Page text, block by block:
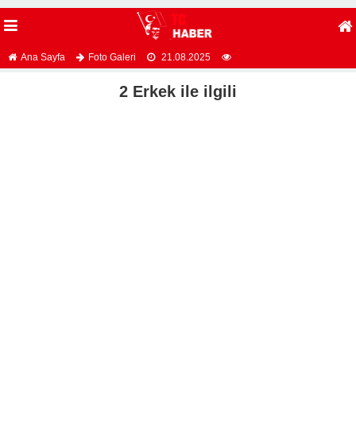
Ana Sayfa Foto Galeri 21.08.2025
2 Erkek ile ilgili